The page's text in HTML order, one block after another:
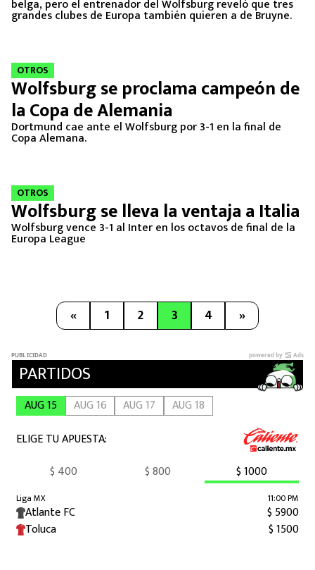
belga, pero el entrenador del Wolfsburg reveló que tres
grandes clubes de Europa también quieren a de Bruyne.
OTROS
Wolfsburg se proclama campeón de
la Copa de Alemania
Dortmund cae ante el Wolfsburg por 3-1 en la final de
Copa Alemana.
OTROS
Wolfsburg se lleva la ventaja a Italia
Wolfsburg vence 3-1 al Inter en los octavos de final de la
Europa League
« 1 2 3 4 »